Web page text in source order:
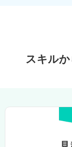
スキルか